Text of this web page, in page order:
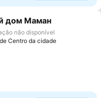
aos favoritos
дом Маман
não disponível
Centro da cidade